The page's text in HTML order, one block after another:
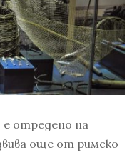
е отредено на
още от римско